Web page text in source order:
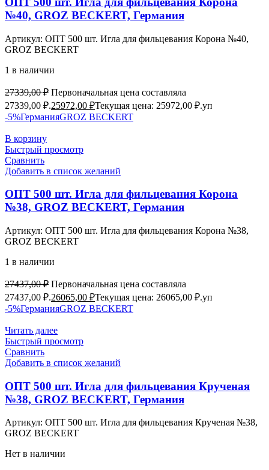
№40, GROZ BEСKERT, Германия
Артикул: ОПТ 500 шт. Игла для фильцевания Корона №40,
GROZ BEСKERT
1 в наличии
27339,00₽ Первоначальная цена составляла
27339,00 ₽.25972,00 ₽Текущая цена: 25972,00 ₽.уп
-5%ГерманияGROZ BEСKERT
В корзину
Быстрый просмотр
Сравнить
Добавить в список желаний
ОПТ 500 шт. Игла для фильцевания Корона
№38, GROZ BEСKERT, Германия
Артикул: ОПТ 500 шт. Игла для фильцевания Корона №38,
GROZ BEСKERT
1 в наличии
27437,00₽ Первоначальная цена составляла
27437,00 ₽.26065,00 ₽Текущая цена: 26065,00 ₽.уп
-5%ГерманияGROZ BEСKERT
Читать далее
Быстрый просмотр
Сравнить
Добавить в список желаний
ОПТ 500 шт. Игла для фильцевания Крученая
№38, GROZ BEСKERT, Германия
Артикул: ОПТ 500 шт. Игла для фильцевания Крученая №38,
GROZ BEСKERT
Нет в наличии